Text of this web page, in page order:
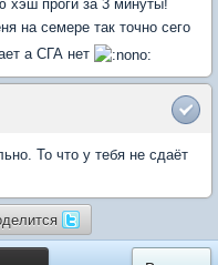
хэш проги за 3 минуты!
на семере так точно сего
а СГА нет
То что у тебя не сдаёт